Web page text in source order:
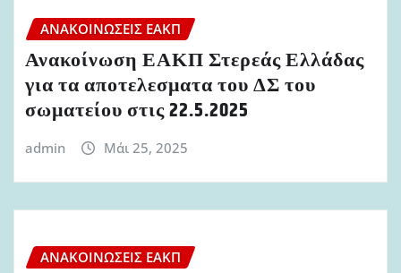
ΑΝΑΚΟΙΝΏΣΕΙΣ ΕΑΚΠ
Ανακοίνωση ΕΑΚΠ Στερεάς Ελλάδας
για τα αποτελεσματα του ΔΣ του
σωματείου στις 22.5.2025
admin Μάι 25, 2025
ΑΝΑΚΟΙΝΏΣΕΙΣ ΕΑΚΠ